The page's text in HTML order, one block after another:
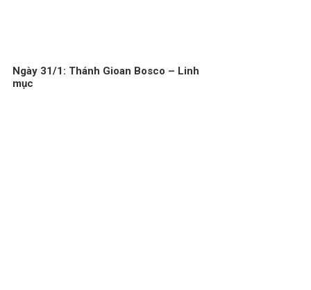
Ngày 31/1: Thánh Gioan Bosco – Linh
mục